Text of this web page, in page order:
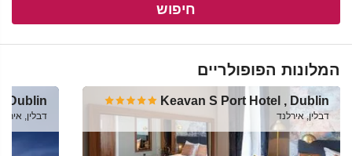
חיפוש
המלונות הפופולריים
Keavan S Port Hotel , Dublin
דבלין, אירלנד
Dublin
דבלין,